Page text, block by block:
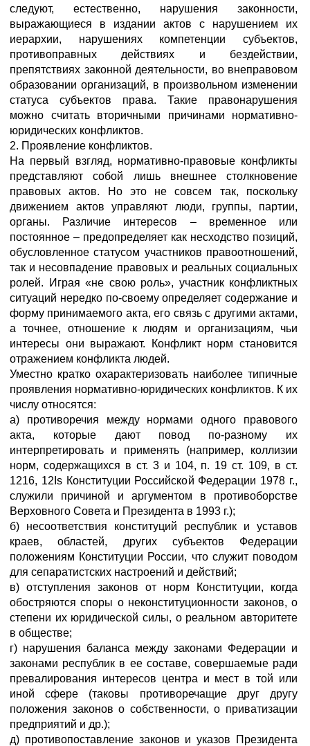
следуют, естественно, нарушения законности,
выражающиеся в издании актов с нарушением их
иерархии, нарушениях компетенции субъектов,
противоправных действиях и бездействии,
препятствиях законной деятельности, во внеправовом
образовании организаций, в произвольном изменении
статуса субъектов права. Такие правонарушения
можно считать вторичными причинами нормативно-
юридических конфликтов.
2. Проявление конфликтов.
На первый взгляд, нормативно-правовые конфликты
представляют собой лишь внешнее столкновение
правовых актов. Но это не совсем так, поскольку
движением актов управляют люди, группы, партии,
органы. Различие интересов – временное или
постоянное – предопределяет как несходство позиций,
обусловленное статусом участников правоотношений,
так и несовпадение правовых и реальных социальных
ролей. Играя «не свою роль», участник конфликтных
ситуаций нередко по-своему определяет содержание и
форму принимаемого акта, его связь с другими актами,
а точнее, отношение к людям и организациям, чьи
интересы они выражают. Конфликт норм становится
отражением конфликта людей.
Уместно кратко охарактеризовать наиболее типичные
проявления нормативно-юридических конфликтов. К их
числу относятся:
а) противоречия между нормами одного правового
акта, которые дают повод по-разному их
интерпретировать и применять (например, коллизии
норм, содержащихся в ст. 3 и 104, п. 19 ст. 109, в ст.
1216, 12Is Конституции Российской Федерации 1978 г.,
служили причиной и аргументом в противоборстве
Верховного Совета и Президента в 1993 г.);
б) несоответствия конституций республик и уставов
краев, областей, других субъектов Федерации
положениям Конституции России, что служит поводом
для сепаратистских настроений и действий;
в) отступления законов от норм Конституции, когда
обостряются споры о неконституционности законов, о
степени их юридической силы, о реальном авторитете
в обществе;
г) нарушения баланса между законами Федерации и
законами республик в ее составе, совершаемые ради
превалирования интересов центра и мест в той или
иной сфере (таковы противоречащие друг другу
положения законов о собственности, о приватизации
предприятий и др.);
д) противопоставление законов и указов Президента